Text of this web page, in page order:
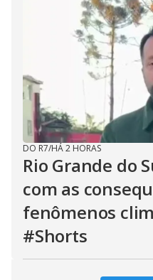
DO R7/HÁ 2 HORAS
Rio Grande do
com as
fenômenos
#Shorts